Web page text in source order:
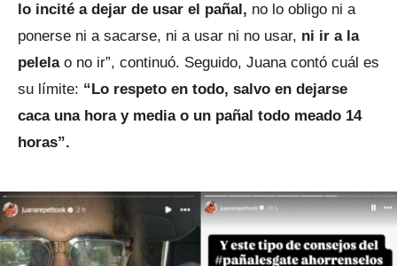
lo incité a dejar de usar el pañal, no lo obligo ni a
ponerse ni a sacarse, ni a usar ni no usar, ni ir a la
pelelao no ir”, continuó. Seguido, Juana contó cuál es
su límite: “Lo respeto en todo, salvo en dejarse
caca una hora y media o un pañal todo meado 14
horas”.